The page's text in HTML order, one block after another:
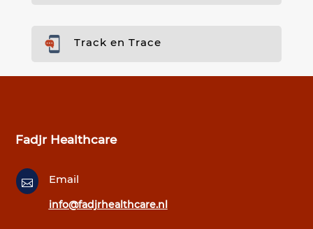
Track en Trace
Fadjr Healthcare
 Email
info@fadjrhealthcare.nl